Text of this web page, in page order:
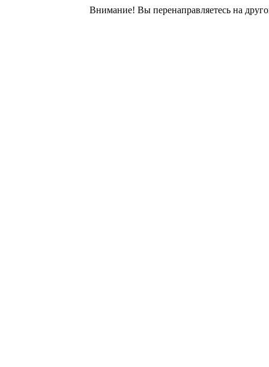
Внимание! Вы перенаправляетесь на